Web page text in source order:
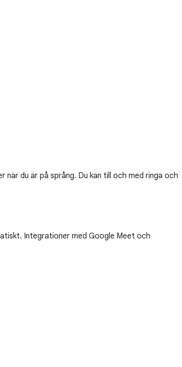
du är på språng. Du kan till och med ringa och
Integrationer med Google Meet och